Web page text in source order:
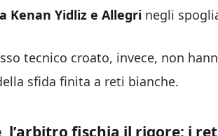
Kenan Yidliz e Allegri negli
tecnico croato, invece, non
sfida finita a reti bianche.
l’arbitro fischia il rigore: i